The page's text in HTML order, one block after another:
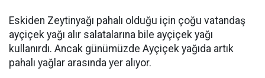
Eskiden Zeytinyağı pahalı olduğu için çoğu vatandaş
ayçiçek yağı alır salatalarına bile ayçiçek yağı
kullanırdı. Ancak günümüzde Ayçiçek yağıda artık
pahalı yağlar arasında yer alıyor.